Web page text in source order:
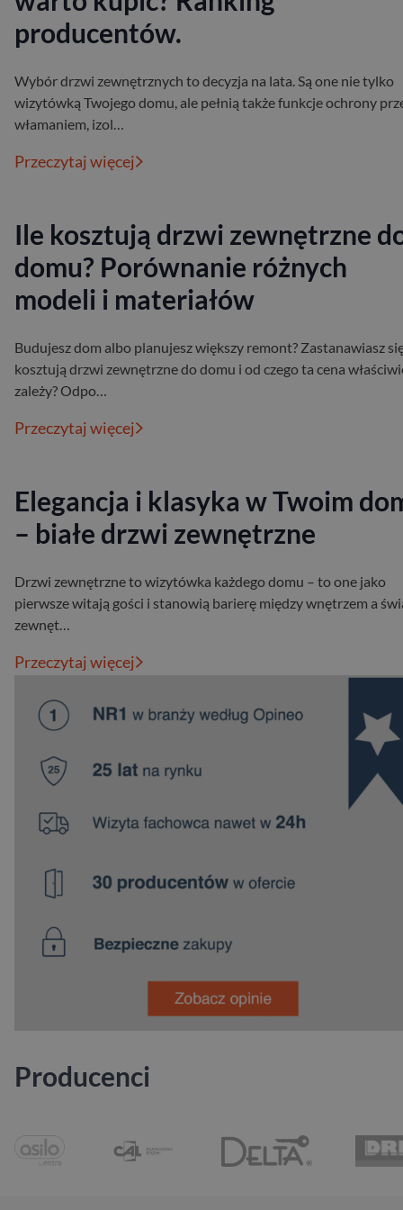
producentów.
Wybór drzwi zewnętrznych to decyzja na lata. Są one nie tylko
wizytówką Twojego domu, ale pełnią także funkcje ochrony
włamaniem, izol…
Przeczytaj więcej
Ile kosztują drzwi zewnętrzne
domu? Porównanie różnych
modeli i materiałów
Budujesz dom albo planujesz większy remont? Zastanawiasz
kosztują drzwi zewnętrzne do domu i od czego ta cena
zależy? Odpo…
Przeczytaj więcej
Elegancja i klasyka w Twoim
– białe drzwi zewnętrzne
Drzwi zewnętrzne to wizytówka każdego domu – to one jako
pierwsze witają gości i stanowią barierę między wnętrzem a
zewnęt…
Przeczytaj więcej
Producenci